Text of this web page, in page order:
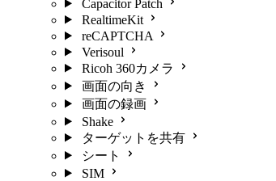
Capacitor Patch
RealtimeKit
reCAPTCHA
Verisoul
Ricoh 360カメラ
画面の向き
画面の録画
Shake
ターゲットを共有
シート
SIM